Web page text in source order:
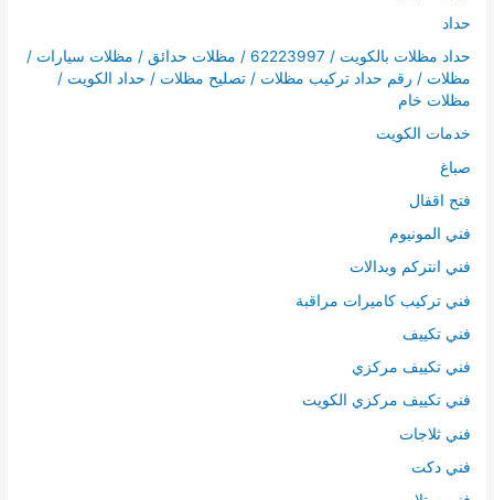
حداد
حداد مظلات بالكويت / 62223997 / مظلات حدائق / مظلات سيارات /
مظلات / رقم حداد تركيب مظلات / تصليح مظلات / حداد الكويت /
مظلات خام
خدمات الكويت
صباغ
فتح اقفال
فني المونيوم
فني انتركم وبدالات
فني تركيب كاميرات مراقبة
فني تكييف
فني تكييف مركزي
فني تكييف مركزي الكويت
فني ثلاجات
فني دكت